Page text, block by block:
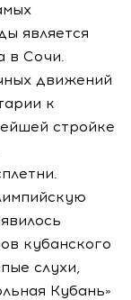
является
в Сочи.
движений
к
стройке
кубанского
слухи,
Кубань»